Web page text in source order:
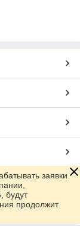
заявки
будут
продолжит